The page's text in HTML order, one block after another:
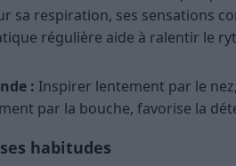
sa respiration, ses sensations
régulière aide à ralentir le
: Inspirer lentement par le
par la bouche, favorise la
habitudes